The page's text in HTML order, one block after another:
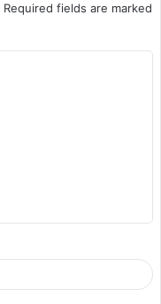
Required fields are marked